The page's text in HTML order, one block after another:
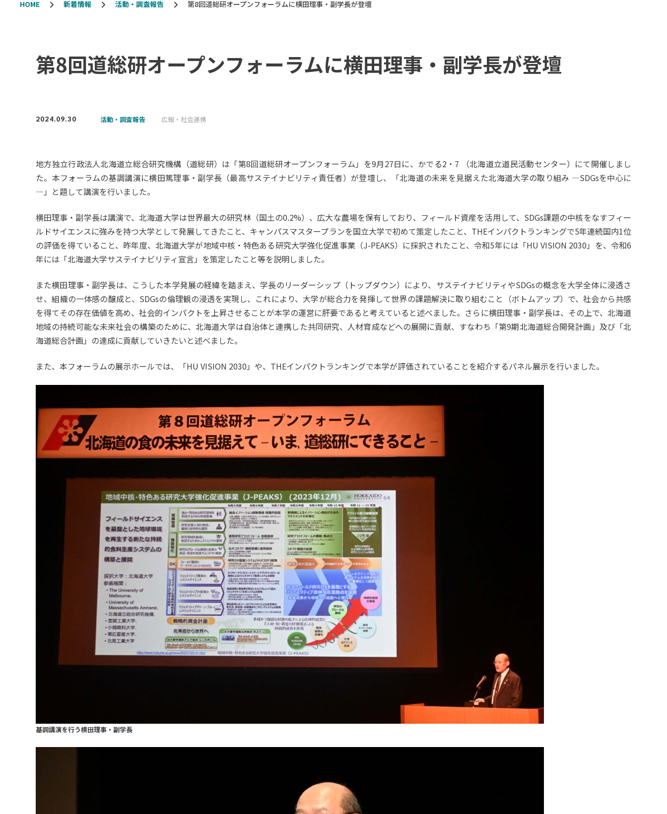
HOME 新着情報 活動・調査報告 第8回道総研オープンフォーラムに横田理事・副学長が登壇
第8回道総研オープンフォーラムに横田理事・副学長が登壇
2024.09.30 活動・調査報告 広報・社会連携
地方独立行政法人北海道立総合研究機構（道総研）は「第8回道総研オープンフォーラム」を9月27日に、かでる2・7 （北海道立道民活動センター）にて開催しまし
た。本フォーラムの基調講演に横田篤理事・副学長（最高サステイナビリティ責任者）が登壇し、「北海道の未来を見据えた北海道大学の取り組み ―SDGsを中心に
―」と題して講演を行いました。
横田理事・副学長は講演で、北海道大学は世界最⼤の研究林（国⼟の0.2%）、広⼤な農場を保有しており、フィールド資産を活⽤して、SDGs課題の中核をなすフィー
ルドサイエンスに強みを持つ⼤学として発展してきたこと、キャンパスマスタープランを国立大学で初めて策定したこと、THEインパクトランキングで5年連続国内1位
の評価を得ていること、昨年度、北海道大学が地域中核・特色ある研究大学強化促進事業（J-PEAKS）に採択されたこと、令和5年には「HU VISION 2030」を、令和6
年には「北海道大学サステイナビリティ宣言」を策定したこと等を説明しました。
また横田理事・副学長は、こうした本学発展の経緯を踏まえ、学⻑のリーダーシップ（トップダウン）により、サステイナビリティやSDGsの概念を⼤学全体に浸透さ
せ、組織の⼀体感の醸成と、SDGsの倫理観の浸透を実現し、これにより、⼤学が総合⼒を発揮して世界の課題解決に取り組むこと（ボトムアップ）で、社会から共感
を得てその存在価値を⾼め、社会的インパクトを上昇させることが本学の運営に肝要であると考えていると述べました。さらに横田理事・副学長は、その上で、北海道
地域の持続可能な未来社会の構築のために、北海道大学は⾃治体と連携した共同研究、⼈材育成などへの展開に貢献、すなわち「第9期北海道総合開発計画」及び「北
海道総合計画」の達成に貢献していきたいと述べました。
また、本フォーラムの展示ホールでは、「HU VISION 2030」や、THEインパクトランキングで本学が評価されていることを紹介するパネル展示を行いました。
基調講演を行う横田理事・副学長